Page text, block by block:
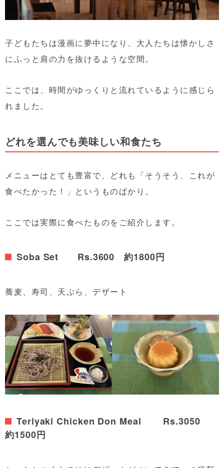
子どもたちは漫画に夢中になり、大人たちは懐かしさ
にふっと肩の力を抜けるような空間。
ここでは、時間がゆっくりと流れているように感じら
れました。
どれを選んでも美味しい和食たち
メニューはとても豊富で、どれも「そうそう、これが
食べたかった！」というものばかり。
ここでは実際に食べたものをご紹介します。
Soba Set Rs.3600 約1800円
蕎麦、寿司、天ぷら、デザート
Teriyaki Chicken Don Meal Rs.3050
約1500円